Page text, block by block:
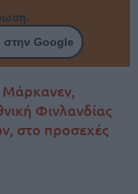
Google
Μάρκανεν,
Φινλανδίας
στο προσεχές